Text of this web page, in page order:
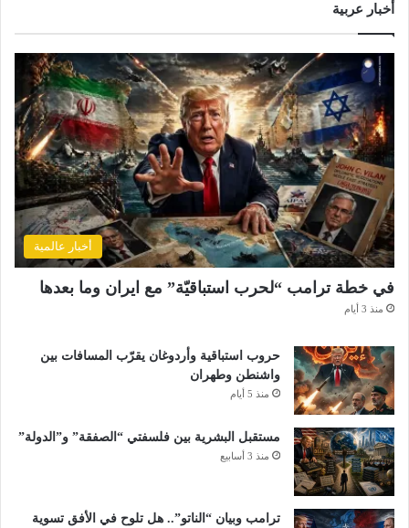
أخبار عربية
أخبار عالمية
في خطة ترامب “لحرب استباقيّة” مع ايران وما بعدها
منذ 3 أيام
حروب استباقية وأردوغان يقرّب المسافات بين
واشنطن وطهران
منذ 5 أيام
مستقبل البشرية بين فلسفتي “الصفقة” و”الدولة”
منذ 3 أسابيع
ترامب وبيان “الناتو”.. هل تلوح في الأفق تسوية